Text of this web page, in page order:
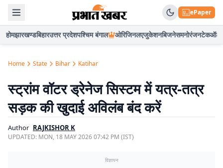
ePaper
होमझारखण्डबिहारउत्तर प्रदेशपश्चिम बंगाल ओरिजिनलएजुकेशनबिजनेसमनोरंजनटेकऑटो
Home State Bihar Katihar
स्ट्रांम वॉटर ड्रेनेज सिस्टम में यत्र-तत्र
सड़क की खुदाई अविलंब बंद करें
Author RAJKISHOR K
UPDATED: MON, 18 MAY 2026 07:42 PM (IST)
विज्ञापन